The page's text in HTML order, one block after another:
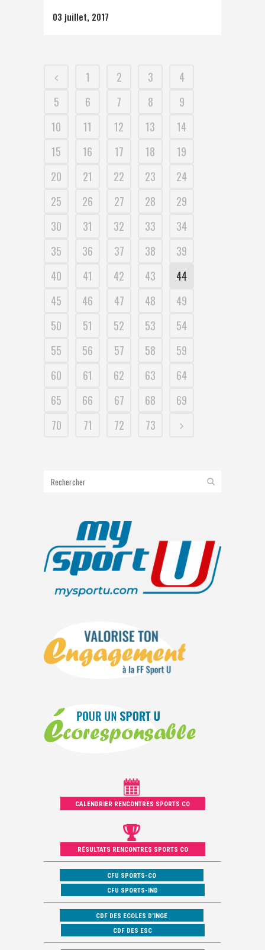
03 juillet, 2017
1 2 3
4
5
6 7 8
9
10
11 12 13
14
15
16 17 18
19
20
21 22 23
24
25
26 27 28
29
30
31 32 33
34
35
36 37 38
39
40
41 42 43
44
45
46 47 48
49
50
51 52 53
54
55
56 57 58
59
60
61 62 63
64
65
66 67 68
69
70
71 72 73
CALENDRIER RENCONTRES SPORTS CO
RÉSULTATS RENCONTRES SPORTS CO
CFU SPORTS-CO
CFU SPORTS-IND
CDF DES ECOLES D’INGE
CDF DES ESC